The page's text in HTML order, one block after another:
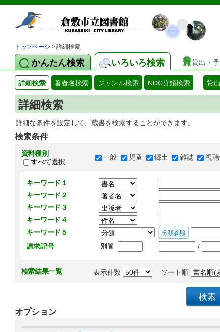
トップページ > 詳細検索
かんたん検索 いろいろ検索 貸出・
詳細検索 著者名検索 ジャンル検索 NDC分類検索 貸
詳細検索
詳細な条件を設定して、蔵書を検索することができます。
検索条件
資料種別
すべて選択
一般 児童 郷土 雑誌 視
キーワード１
キーワード２
キーワード３
キーワード４
キーワード５
請求記号
別置 /
検索結果一覧 表示件数 ソート順
オプション